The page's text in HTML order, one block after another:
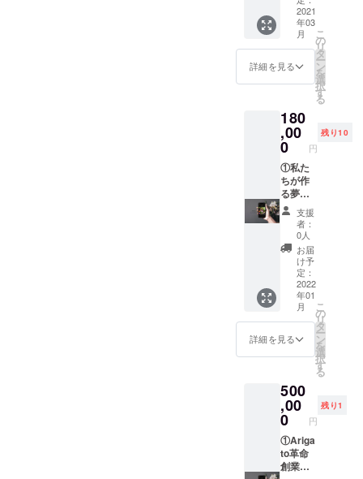
(MAHA
LOでの
食べ飲
み放題1
月間)
※「有効
期限：
お店が
営業す
る限り
有効」
費月
2,000円
の1年間
パス
ポー
ト。 も
ちろん
のコン
テン
ツ、
サービ
ス利用
可能で
す☆
②MAH
ALO 1
年間お
食事券
×1枚
(MAHA
LOでの
食べ飲
み放題1
年間1名
様分)
※「有効
期限：
営業す
る限り
有効」
③MAH
ALOFA
RM 高
糖度フ
2021
年03
月
詳細を見る
こ
の
リ
タ
ー
ン
を
選
択
す
る
180
,00
0 円
残り10
①私た
ちが作
る夢の
プラッ
トホー
【Ariga
to革
命】会
費月
2,000円
の10年
間パス
ポー
ト。も
ちろん
のコン
テン
ツ、
サービ
ス利用
可能で
す☆
支援
者：
0人
お届
け予
定：
2022
年01
月
詳細を見る
こ
の
リ
タ
ー
ン
を
選
択
す
る
500
,00
0 円
残り1
①Ariga
to革命
創業者3